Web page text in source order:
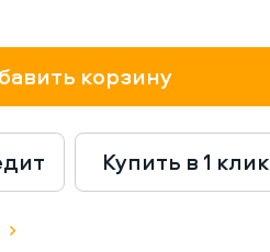
корзину
Купить в 1 клик